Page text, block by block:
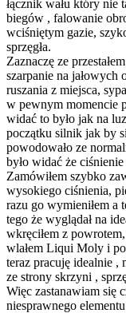
łącznik wału który nie
biegów , falowanie
wciśniętym gazie,
sprzęgła.
Zaznaczę ze
szarpanie na jałowych
ruszania z miejsca,
w pewnym momencie
widać to było jak na
początku silnik jak by
powodowało ze
było widać że
Zamówiłem szybko
wysokiego ciśnienia,
razu go wymieniłem a
tego że wyglądał na
wkręciłem z
wlałem Liqui Moly i
teraz pracuję idealnie ,
ze strony skrzyni ,
Więc zastanawiam się
niesprawnego